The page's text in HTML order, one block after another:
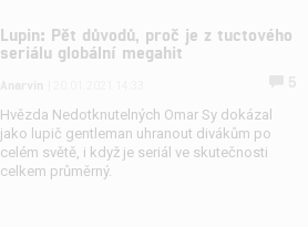
Lupin: Pět důvodů, proč je z tuctového
seriálu globální megahit
Hvězda Nedotknutelných Omar Sy dokázal
jako lupič gentleman uhranout divákům po
celém světě, i když je seriál ve skutečnosti
celkem průměrný.